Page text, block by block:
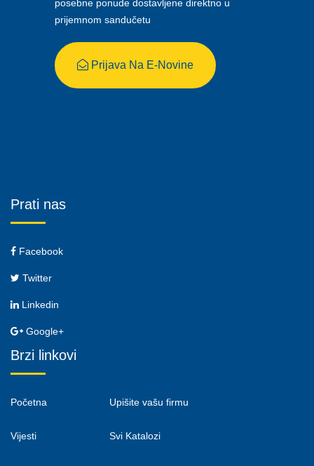
posebne ponude dostavljene direktno u
prijemnom sandučetu
Prijava Na E-Novine
Prati nas
Facebook
Twitter
Linkedin
Google+
Brzi linkovi
Početna
Vijesti
Upišite vašu firmu
Svi Katalozi